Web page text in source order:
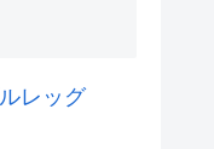
レッグ